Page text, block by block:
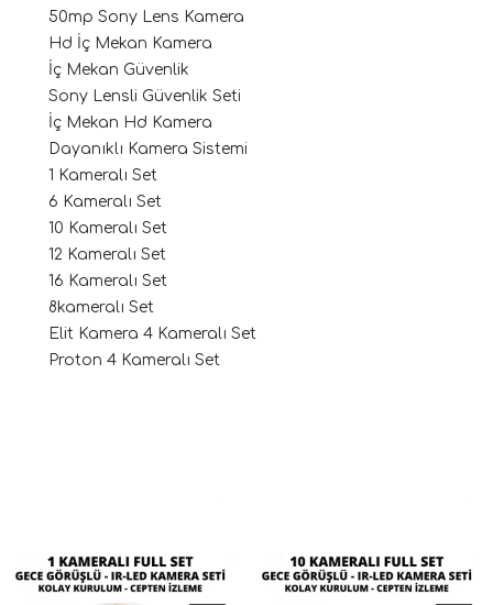
50mp Sony Lens Kamera
Hd İç Mekan Kamera
İç Mekan Güvenlik
Sony Lensli Güvenlik Seti
İç Mekan Hd Kamera
Dayanıklı Kamera Sistemi
1 Kameralı Set
6 Kameralı Set
10 Kameralı Set
12 Kameralı Set
16 Kameralı Set
8kameralı Set
Elit Kamera 4 Kameralı Set
Proton 4 Kameralı Set